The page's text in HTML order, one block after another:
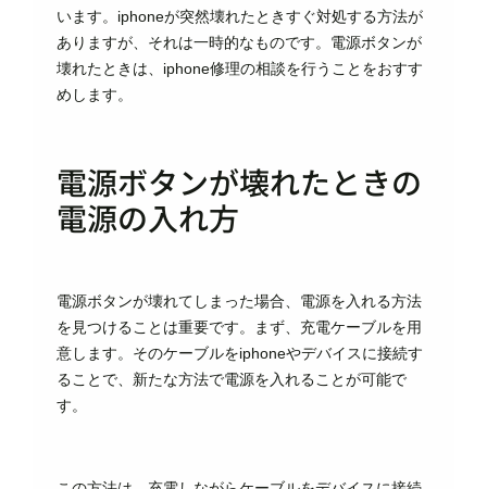
います。iphoneが突然壊れたときすぐ対処する方法が
ありますが、それは一時的なものです。電源ボタンが
壊れたときは、iphone修理の相談を行うことをおすす
めします。
電源ボタンが壊れたときの
電源の入れ方
電源ボタンが壊れてしまった場合、電源を入れる方法
を見つけることは重要です。まず、充電ケーブルを用
意します。そのケーブルをiphoneやデバイスに接続す
ることで、新たな方法で電源を入れることが可能で
す。